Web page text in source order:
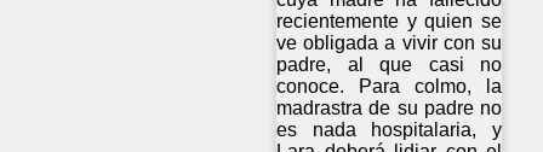
recientemente y quien se
ve obligada a vivir con su
padre, al que casi no
conoce. Para colmo, la
madrastra de su padre no
es nada hospitalaria, y